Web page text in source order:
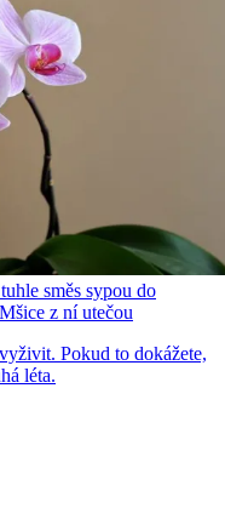
směs sypou do
z ní utečou
Pokud to dokážete,
léta.